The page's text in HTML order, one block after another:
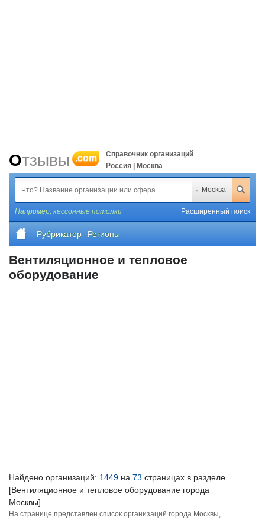
Отзывы .com
Справочник организаций
Россия | Москва
Москва
Например, кессонные потолки Расширенный поиск
Рубрикатор Регионы
Вентиляционное и тепловое
оборудование
Найдено организаций: 1449 на 73 страницах в разделе
[Вентиляционное и тепловое оборудование города
Москвы].
На странице представлен список организаций города Москвы,